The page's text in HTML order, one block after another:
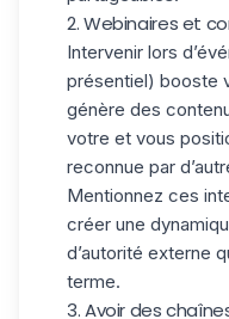
2. Webinaires et
Intervenir lors
présentiel) booste
génère des
votre et vous
reconnue par
Mentionnez ces
créer une
d’autorité externe
terme.
3. Avoir des